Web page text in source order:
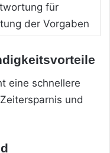
für
der Vorgaben
eine schnellere
und